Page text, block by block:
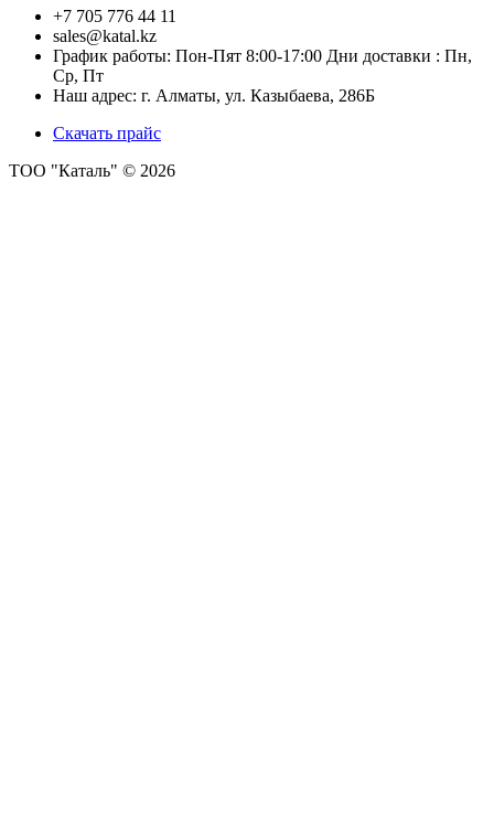
+7 705 776 44 11
sales@katal.kz
График работы: Пон-Пят 8:00-17:00 Дни доставки : Пн,
Ср, Пт
Наш адрес: г. Алматы, ​ул. Казыбаева, 286Б
Скачать прайс
ТОО "Каталь" © 2026